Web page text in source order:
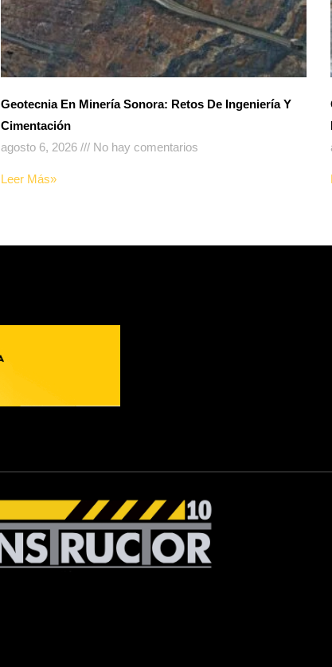
Geotecnia En Minería Sonora: Retos De Ingeniería Y
Cimentación
agosto 6, 2026
No hay comentarios
Leer Más»